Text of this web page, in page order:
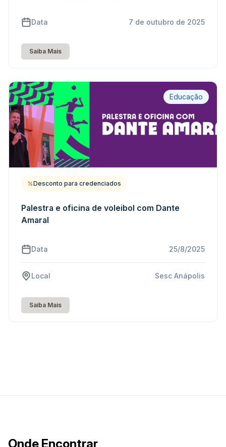
Data 7 de outubro de 2025
Saiba Mais
Educação
Desconto para credenciados
Palestra e oficina de voleibol com Dante
Amaral
Data 25/8/2025
Local Sesc Anápolis
Saiba Mais
Onde Encontrar